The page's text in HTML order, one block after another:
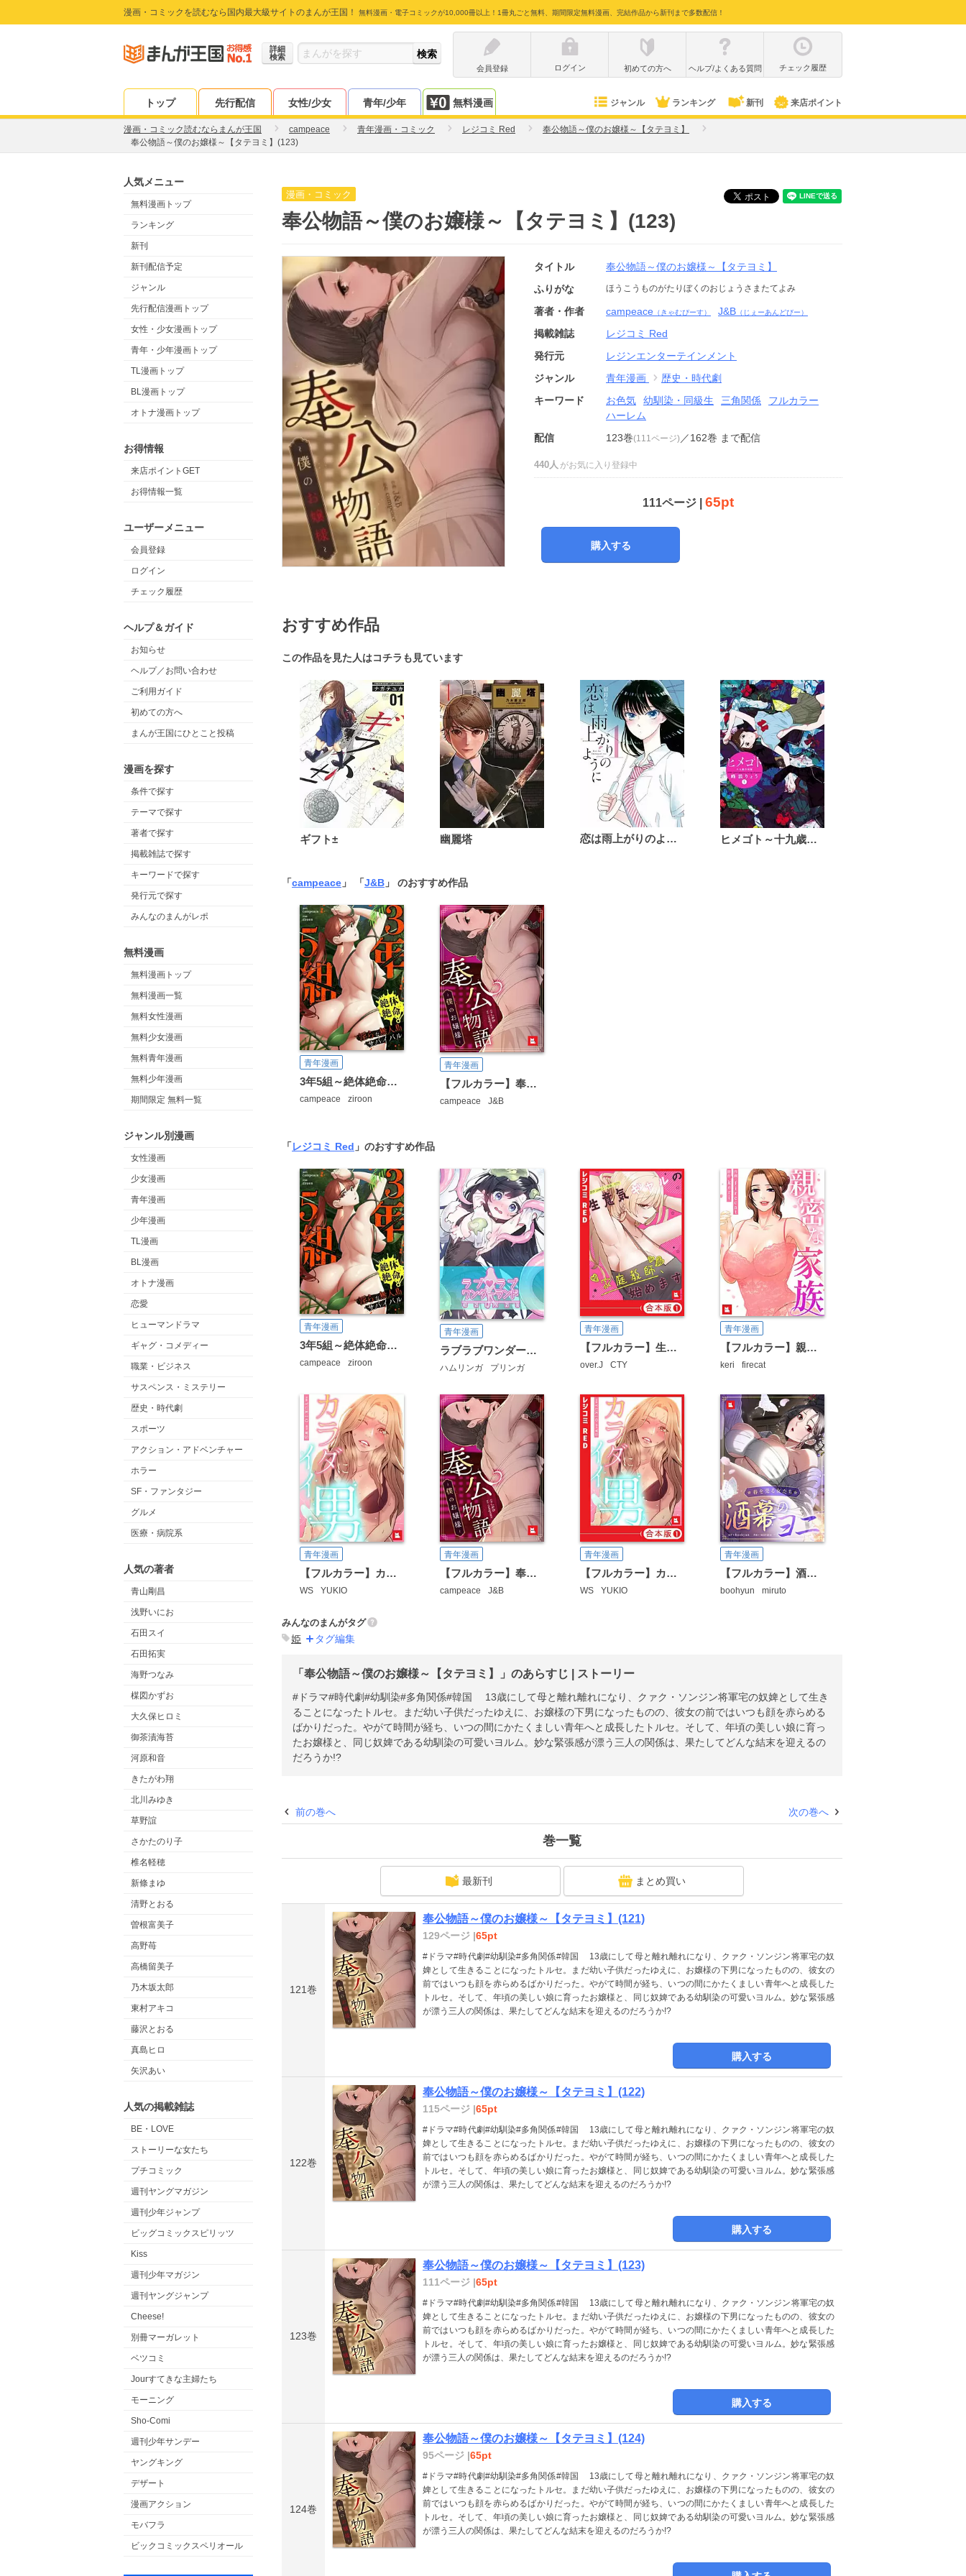
漫画・コミックを読むなら国内最大級サイトのまんが王国！ 無料漫画・電子コミックが10,000冊以上！1冊丸ごと無料、期間限定無料漫画、完結作品から新刊まで多数配信！
詳細
検索
会員登録
ログイン 初めての方へ ヘルプ/よくある質問 チェック履歴
トップ 先行配信 女性/少女 青年/少年 無料漫画 ジャンル ランキング 新刊 来店ポイント
漫画・コミック読むならまんが王国 campeace 青年漫画・コミック レジコミ Red
奉公物語～僕のお嬢様～【タテヨミ】
奉公物語～僕のお嬢様～【タテヨミ】(123)
人気メニュー
無料漫画トップ
ランキング
新刊
新刊配信予定
ジャンル
先行配信漫画トップ
女性・少女漫画トップ
青年・少年漫画トップ
TL漫画トップ
BL漫画トップ
オトナ漫画トップ
お得情報
来店ポイントGET
お得情報一覧
ユーザーメニュー
会員登録
ログイン
チェック履歴
ヘルプ＆ガイド
お知らせ
ヘルプ／お問い合わせ
ご利用ガイド
初めての方へ
まんが王国にひとこと投稿
漫画を探す
条件で探す
テーマで探す
著者で探す
掲載雑誌で探す
キーワードで探す
発行元で探す
みんなのまんがレポ
無料漫画
無料漫画トップ
無料漫画一覧
無料女性漫画
無料少女漫画
無料青年漫画
無料少年漫画
期間限定 無料一覧
ジャンル別漫画
女性漫画
少女漫画
青年漫画
少年漫画
TL漫画
BL漫画
オトナ漫画
恋愛
ヒューマンドラマ
ギャグ・コメディー
職業・ビジネス
サスペンス・ミステリー
歴史・時代劇
スポーツ
アクション・アドベンチャー
ホラー
SF・ファンタジー
グルメ
医療・病院系
人気の著者
青山剛昌
浅野いにお
石田スイ
石田拓実
海野つなみ
楳図かずお
大久保ヒロミ
御茶漬海苔
河原和音
きたがわ翔
北川みゆき
草野誼
さかたのり子
椎名軽穂
新條まゆ
清野とおる
曽根富美子
高野苺
高橋留美子
乃木坂太郎
東村アキコ
藤沢とおる
真島ヒロ
矢沢あい
人気の掲載雑誌
BE・LOVE
ストーリーな女たち
プチコミック
週刊ヤングマガジン
週刊少年ジャンプ
ビッグコミックスピリッツ
Kiss
週刊少年マガジン
週刊ヤングジャンプ
Cheese!
別冊マーガレット
ベツコミ
Jourすてきな主婦たち
モーニング
Sho-Comi
週刊少年サンデー
ヤングキング
デザート
漫画アクション
モバフラ
ビックコミックスペリオール
漫画・コミック
奉公物語～僕のお嬢様～【タテヨミ】(123)
タイトル
奉公物語～僕のお嬢様～【タテヨミ】
ふりがな
ほうこうものがたりぼくのおじょうさまたてよみ
著者・作者 campeace （きゃむぴーす） J&B （じぇーあんどびー）
掲載雑誌
レジコミ Red
発行元
レジンエンターテインメント
ジャンル
青年漫画
歴史・時代劇
キーワード
お色気 幼馴染・同級生 三角関係
フルカラー
ハーレム
配信
123巻(111ページ) ／162巻 まで配信
440人 がお気に入り登録中
111ページ | 65pt
購入する
おすすめ作品
この作品を見た人はコチラも見ています
ギフト± 幽麗塔 恋は雨上がりのように ヒメゴト～十九歳の制服～
「campeace 」 「J&B 」 のおすすめ作品
青年漫画
3年5組～絶体絶命！淫らな無人島サバイバル～【タテヨミ】
campeace ziroon
青年漫画
【フルカラー】奉公物語～僕のお嬢様～
campeace J&B
「レジコミ Red 」のおすすめ作品
青年漫画
3年5組～絶体絶命！淫らな無人島サバイバル～【タテヨミ】
campeace ziroon
青年漫画
ラブラブワンダーランド【タテヨミ】
ハムリンガ プリンガ
青年漫画
【フルカラー】生意気ギャルの家庭教師、始めます【合本版】
over.J CTY
青年漫画
【フルカラー】親密な家族
keri firecat
青年漫画
【フルカラー】カラダにイイ男
WS YUKIO
青年漫画
【フルカラー】奉公物語～僕のお嬢様～
campeace J&B
青年漫画
【フルカラー】カラダにイイ男【合本版】
WS YUKIO
青年漫画
【フルカラー】酒幕のヨニ～春を売る女たち～
boohyun miruto
みんなのまんがタグ
姫 タグ編集
「奉公物語～僕のお嬢様～【タテヨミ】」のあらすじ | ストーリー
#ドラマ#時代劇#幼馴染#多角関係#韓国 13歳にして母と離れ離れになり、クァク・ソンジン将軍宅の奴婢として生き
ることになったトルセ。まだ幼い子供だったゆえに、お嬢様の下男になったものの、彼女の前ではいつも顔を赤らめる
ばかりだった。やがて時間が経ち、いつの間にかたくましい青年へと成長したトルセ。そして、年頃の美しい娘に育っ
たお嬢様と、同じ奴婢である幼馴染の可愛いヨルム。妙な緊張感が漂う三人の関係は、果たしてどんな結末を迎えるの
だろうか!?
前の巻へ 次の巻へ
巻一覧
最新刊 まとめ買い
121巻
奉公物語～僕のお嬢様～【タテヨミ】(121)
129ページ |65pt
#ドラマ#時代劇#幼馴染#多角関係#韓国 13歳にして母と離れ離れになり、クァク・ソンジン将軍宅の奴
婢として生きることになったトルセ。まだ幼い子供だったゆえに、お嬢様の下男になったものの、彼女の
前ではいつも顔を赤らめるばかりだった。やがて時間が経ち、いつの間にかたくましい青年へと成長した
トルセ。そして、年頃の美しい娘に育ったお嬢様と、同じ奴婢である幼馴染の可愛いヨルム。妙な緊張感
が漂う三人の関係は、果たしてどんな結末を迎えるのだろうか!?
購入する
122巻
奉公物語～僕のお嬢様～【タテヨミ】(122)
115ページ |65pt
#ドラマ#時代劇#幼馴染#多角関係#韓国 13歳にして母と離れ離れになり、クァク・ソンジン将軍宅の奴
婢として生きることになったトルセ。まだ幼い子供だったゆえに、お嬢様の下男になったものの、彼女の
前ではいつも顔を赤らめるばかりだった。やがて時間が経ち、いつの間にかたくましい青年へと成長した
トルセ。そして、年頃の美しい娘に育ったお嬢様と、同じ奴婢である幼馴染の可愛いヨルム。妙な緊張感
が漂う三人の関係は、果たしてどんな結末を迎えるのだろうか!?
購入する
123巻
奉公物語～僕のお嬢様～【タテヨミ】(123)
111ページ |65pt
#ドラマ#時代劇#幼馴染#多角関係#韓国 13歳にして母と離れ離れになり、クァク・ソンジン将軍宅の奴
婢として生きることになったトルセ。まだ幼い子供だったゆえに、お嬢様の下男になったものの、彼女の
前ではいつも顔を赤らめるばかりだった。やがて時間が経ち、いつの間にかたくましい青年へと成長した
トルセ。そして、年頃の美しい娘に育ったお嬢様と、同じ奴婢である幼馴染の可愛いヨルム。妙な緊張感
が漂う三人の関係は、果たしてどんな結末を迎えるのだろうか!?
購入する
124巻
奉公物語～僕のお嬢様～【タテヨミ】(124)
95ページ |65pt
#ドラマ#時代劇#幼馴染#多角関係#韓国 13歳にして母と離れ離れになり、クァク・ソンジン将軍宅の奴
婢として生きることになったトルセ。まだ幼い子供だったゆえに、お嬢様の下男になったものの、彼女の
前ではいつも顔を赤らめるばかりだった。やがて時間が経ち、いつの間にかたくましい青年へと成長した
トルセ。そして、年頃の美しい娘に育ったお嬢様と、同じ奴婢である幼馴染の可愛いヨルム。妙な緊張感
が漂う三人の関係は、果たしてどんな結末を迎えるのだろうか!?